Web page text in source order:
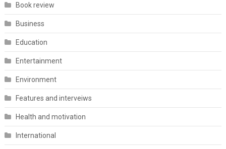
Book review
Business
Education
Entertainment
Environment
Features and interveiws
Health and motivation
International